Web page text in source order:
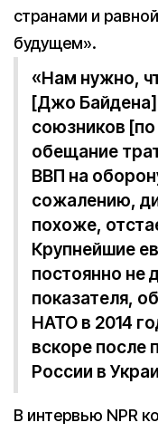
странами и
будущем».
«Нам нужно,
[Джо Байдена]
союзников
обещание
ВВП на
сожалению,
похоже,
Крупнейшие
постоянно не
показателя,
НАТО в 2014
вскоре после
России в
В интервью NPR